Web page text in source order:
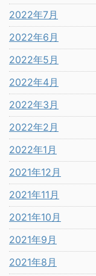
2022年7月
2022年6月
2022年5月
2022年4月
2022年3月
2022年2月
2022年1月
2021年12月
2021年11月
2021年10月
2021年9月
2021年8月